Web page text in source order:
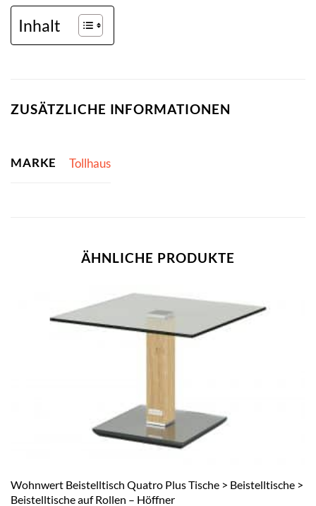
Inhalt
ZUSÄTZLICHE INFORMATIONEN
MARKE Tollhaus
ÄHNLICHE PRODUKTE
Wohnwert Beistelltisch Quatro Plus Tische > Beistelltische >
Beistelltische auf Rollen – Höffner